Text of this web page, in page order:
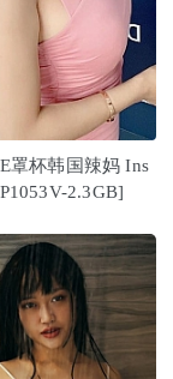
罩杯韩国辣妈 Ins
2.3GB]